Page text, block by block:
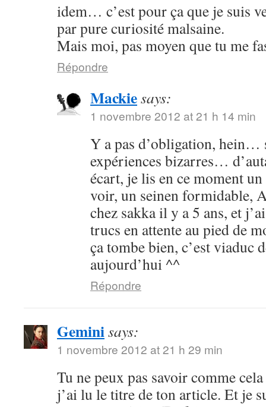
idem… c’est pour ça que je suis
par pure curiosité malsaine.
Mais moi, pas moyen que tu me
Répondre
Mackiesays:
1 novembre 2012 at 21 h 14 min
Y a pas d’obligation, hein…
expériences bizarres…
écart, je lis en ce moment
voir, un seinen formidable,
chez sakka il y a 5 ans, et
trucs en attente au pied de
ça tombe bien, c’est viaduc
aujourd’hui ^^
Répondre
Geminisays:
1 novembre 2012 at 21 h 29 min
Tu ne peux pas savoir comme
j’ai lu le titre de ton article. Et je